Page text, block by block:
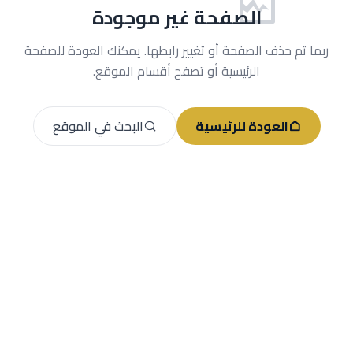
الصفحة غير موجودة
ربما تم حذف الصفحة أو تغيير رابطها. يمكنك العودة للصفحة
الرئيسية أو تصفح أقسام الموقع.
العودة للرئيسية البحث في الموقع